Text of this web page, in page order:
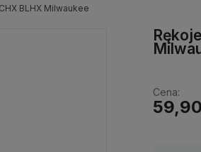
BLHX Milwaukee
Cena: